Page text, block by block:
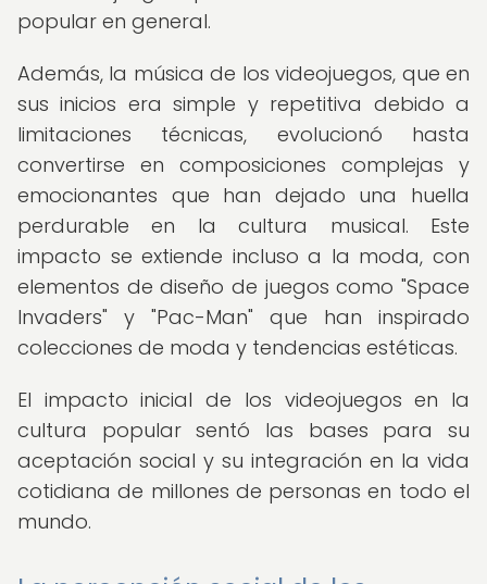
popular en general.
Además, la música de los videojuegos, que en
sus inicios era simple y repetitiva debido a
limitaciones técnicas, evolucionó hasta
convertirse en composiciones complejas y
emocionantes que han dejado una huella
perdurable en la cultura musical. Este
impacto se extiende incluso a la moda, con
elementos de diseño de juegos como "Space
Invaders" y "Pac-Man" que han inspirado
colecciones de moda y tendencias estéticas.
El impacto inicial de los videojuegos en la
cultura popular sentó las bases para su
aceptación social y su integración en la vida
cotidiana de millones de personas en todo el
mundo.